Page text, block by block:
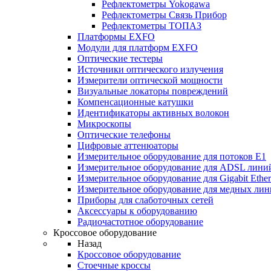
Рефлектометры Yokogawa
Рефлектометры Связь Прибор
Рефлектометры ТОПАЗ
Платформы EXFO
Модули для платформ EXFO
Оптические тестеры
Источники оптического излучения
Измерители оптической мощности
Визуальные локаторы повреждений
Компенсационные катушки
Идентификаторы активных волокон
Микроскопы
Оптические телефоны
Цифровые аттенюаторы
Измерительное оборудование для потоков Е1
Измерительное оборудование для ADSL
Измерительное оборудование для Gigabit
Измерительное оборудование для медных
Приборы для слаботочных сетей
Аксессуары к оборудованию
Радиочастотное оборудование
Кроссовое оборудование
Назад
Кроссовое оборудование
Стоечные кроссы